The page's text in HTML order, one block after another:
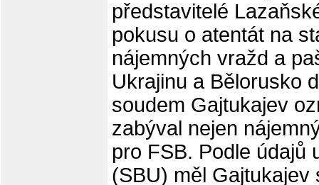
představitelé
pokusu o atentát na
nájemných vražd a
Ukrajinu a Bělorusko
soudem Gajtukajev
zabýval nejen
pro FSB. Podle údajů
(SBU) měl